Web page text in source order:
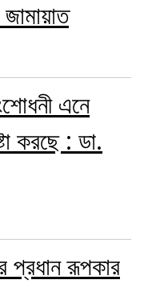
জামায়াত
এনে
করছে : ডা.
প্রধান রূপকার